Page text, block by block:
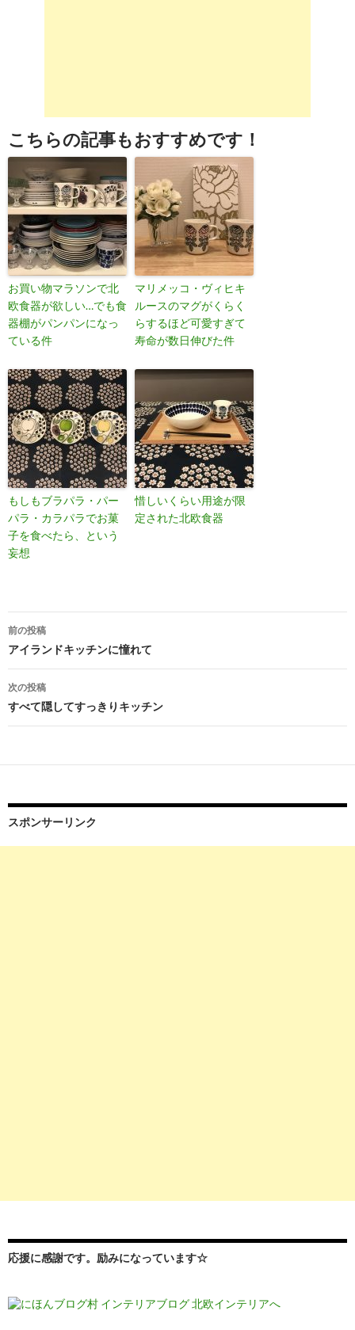
こちらの記事もおすすめです！
お買い物マラソンで北
欧食器が欲しい…でも食
器棚がパンパンになっ
ている件
マリメッコ・ヴィヒキ
ルースのマグがくらく
らするほど可愛すぎて
寿命が数日伸びた件
もしもブラパラ・パー
パラ・カラパラでお菓
子を食べたら、という
妄想
惜しいくらい用途が限
定された北欧食器
投
稿
ナ
ビ
ゲ
ー
ョ
ン
前の投稿
アイランドキッチンに憧れて
次の投稿
すべて隠してすっきりキッチン
スポンサーリンク
応援に感謝です。励みになっています☆